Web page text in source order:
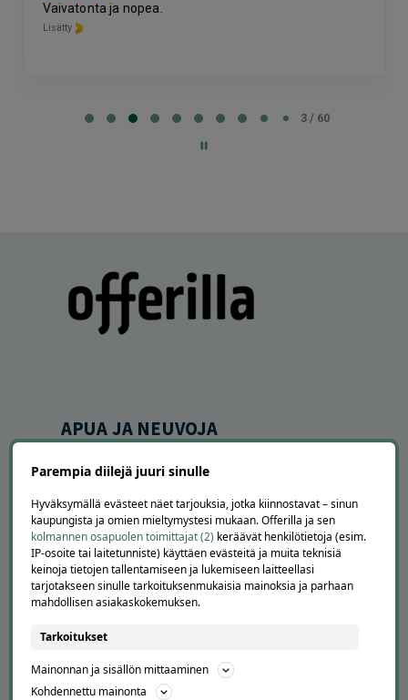
Vaivatonta ja nopea.
Lisätty
3 / 60
APUA JA NEUVOJA
Asiakaspalvelu
Kuinka Offerilla toimii
Usein kysytyt kysymykset
Suosittele Offerillaa
TUTUSTU MEIHIN
Tietoa meistä
Tilaa uutiskirje
Avoimet työpaikat
Offerilla mediassa
Parempia diilejä juuri sinulle
Hyväksymällä evästeet näet tarjouksia, jotka kiinnostavat – sinun
kaupungista ja omien mieltymystesi mukaan. Offerilla ja sen
kolmannen osapuolen toimittajat (2) keräävät henkilötietoja (esim.
IP-osoite tai laitetunniste) käyttäen evästeitä ja muita teknisiä
keinoja tietojen tallentamiseen ja lukemiseen laitteellasi
tarjotakseen sinulle tarkoituksenmukaisia mainoksia ja parhaan
mahdollisen asiakaskokemuksen.
Tarkoitukset
Mainonnan ja sisällön mittaaminen
Kohdennettu mainonta